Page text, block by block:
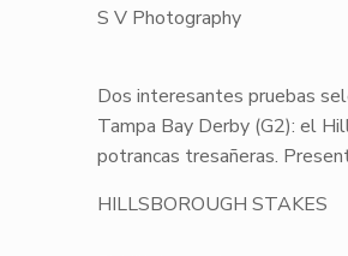
S V Photography
Dos interesantes pruebas
Tampa Bay Derby (G2): el
potrancas tresañeras.
HILLSBOROUGH STAKES